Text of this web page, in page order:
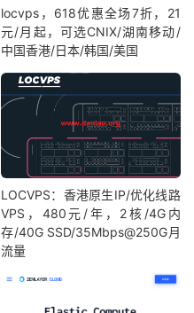
locvps，618优惠全场7折，21
元/月起，可选CNIX/湖南移动/
中国香港/日本/韩国/美国
LOCVPS：香港原生IP/优化线路
VPS，480元/年，2核/4G内
存/40G SSD/35Mbps@250G月
流量